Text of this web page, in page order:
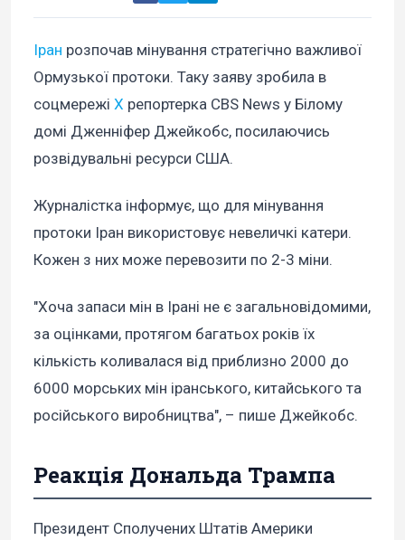
Іран розпочав мінування стратегічно важливої
Ормузької протоки. Таку заяву зробила в
соцмережі Х репортерка CBS News у Білому
домі Дженніфер Джейкобс, посилаючись
розвідувальні ресурси США.
Журналістка інформує, що для мінування
протоки Іран використовує невеличкі катери.
Кожен з них може перевозити по 2-3 міни.
"Хоча запаси мін в Ірані не є загальновідомими,
за оцінками, протягом багатьох років їх
кількість коливалася від приблизно 2000 до
6000 морських мін іранського, китайського та
російського виробництва", – пише Джейкобс.
Реакція Дональда Трампа
Президент Сполучених Штатів Америки